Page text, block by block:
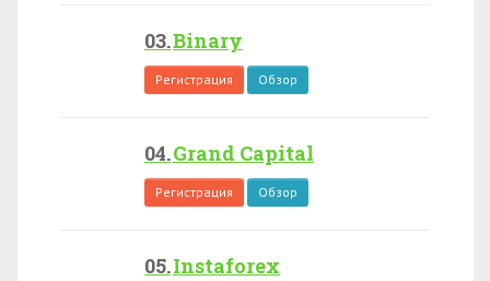
Binary
Регистрация Обзор
Grand Capital
Регистрация Обзор
Instaforex